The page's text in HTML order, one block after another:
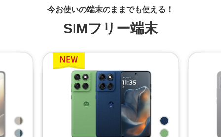
今お使いの端末のままでも使える！
SIMフリー端末